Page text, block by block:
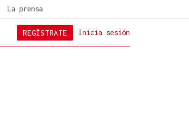
La prensa
Inicia sesión
REGÍSTRATE